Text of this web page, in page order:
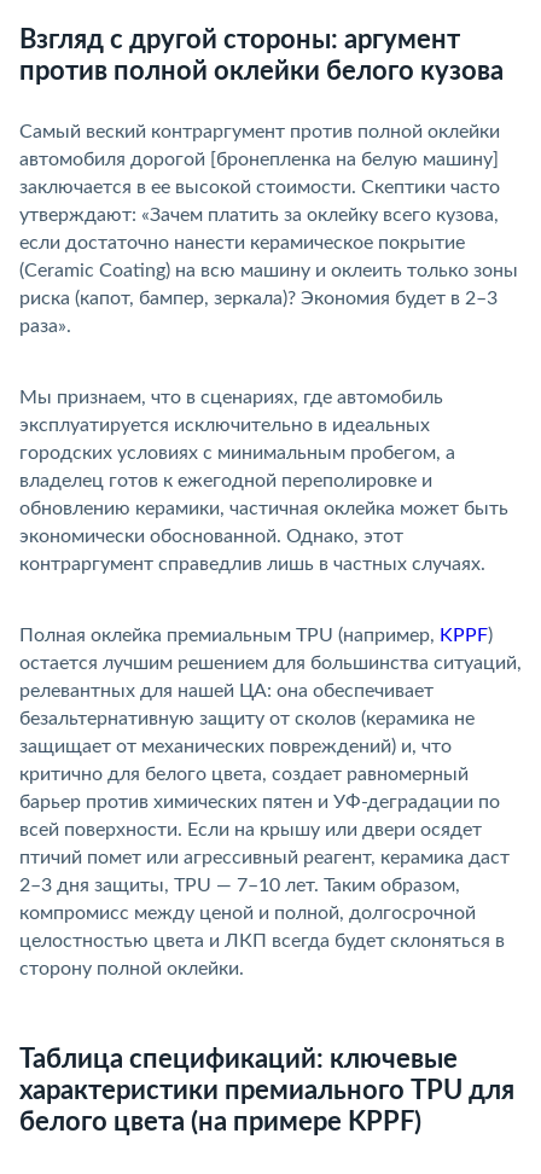
Взгляд с другой стороны: аргумент
против полной оклейки белого кузова
Самый веский контраргумент против полной оклейки
автомобиля дорогой [бронепленка на белую машину]
заключается в ее высокой стоимости. Скептики часто
утверждают: «Зачем платить за оклейку всего кузова,
если достаточно нанести керамическое покрытие
(Ceramic Coating) на всю машину и оклеить только зоны
риска (капот, бампер, зеркала)? Экономия будет в 2–3
раза».
Мы признаем, что в сценариях, где автомобиль
эксплуатируется исключительно в идеальных
ородских условиях с минимальным пробегом, а
ладелец готов к ежегодной переполировке и
обновлению керамики, частичная оклейка может быть
экономически обоснованной. Однако, этот
контраргумент справедлив лишь в частных случаях.
Полная оклейка премиальным TPU (например, KPPF)
остается лучшим решением для большинства ситуаций,
релевантных для нашей ЦА: она обеспечивает
езальтернативную защиту от сколов (керамика не
защищает от механических повреждений) и, что
критично для белого цвета, создает равномерный
арьер против химических пятен и УФ-деградации по
сей поверхности. Если на крышу или двери осядет
птичий помет или агрессивный реагент, керамика даст
2–3 дня защиты, TPU — 7–10 лет. Таким образом,
компромисс между ценой и полной, долгосрочной
целостностью цвета и ЛКП всегда будет склоняться
сторону полной оклейки.
Таблица спецификаций: ключевые
характеристики премиального TPU для
елого цвета (на примере KPPF)